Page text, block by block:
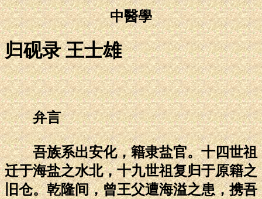
中醫學
归砚录 王士雄
弁言
吾族系出安化，籍隶盐官。十四世祖
迁于海盐之水北，十九世祖复归于原籍之
旧仓。乾隆间，曾王父遭海溢之患，携吾